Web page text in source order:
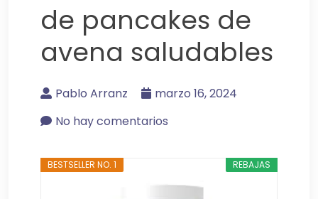
de pancakes de
avena saludables
Pablo Arranz
marzo 16, 2024
No hay comentarios
REBAJAS
BESTSELLER NO. 1